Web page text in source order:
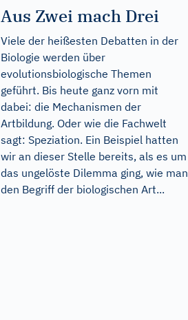
Aus Zwei mach Drei
Viele der heißesten Debatten in der
Biologie werden über
evolutionsbiologische Themen
geführt. Bis heute ganz vorn mit
dabei: die Mechanismen der
Artbildung. Oder wie die Fachwelt
sagt: Speziation. Ein Beispiel hatten
wir an dieser Stelle bereits, als es um
das ungelöste Dilemma ging, wie man
den Begriff der biologischen Art...